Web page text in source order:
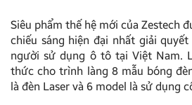
Siêu phẩm thế hệ mới của Zestech
chiếu sáng hiện đại nhất giải
người sử dụng ô tô tại Việt Nam.
thức cho trình làng 8 mẫu bóng
là đèn Laser và 6 model là sử dụng